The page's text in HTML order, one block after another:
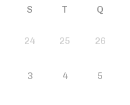
S T Q
24 25 26
3 4 5